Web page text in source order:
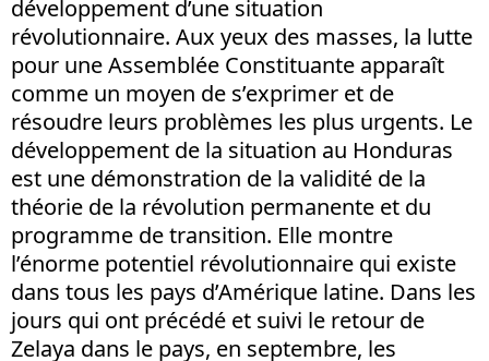
développement d’une situation
révolutionnaire. Aux yeux des masses, la lutte
pour une Assemblée Constituante apparaît
comme un moyen de s’exprimer et de
résoudre leurs problèmes les plus urgents. Le
développement de la situation au Honduras
est une démonstration de la validité de la
théorie de la révolution permanente et du
programme de transition. Elle montre
l’énorme potentiel révolutionnaire qui existe
dans tous les pays d’Amérique latine. Dans les
jours qui ont précédé et suivi le retour de
Zelaya dans le pays, en septembre, les